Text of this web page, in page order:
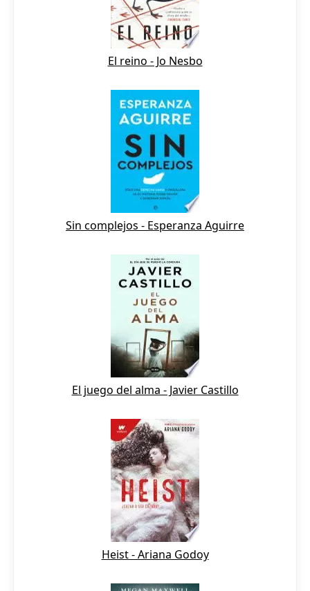
El reino - Jo Nesbo
Sin complejos - Esperanza Aguirre
El juego del alma - Javier Castillo
Heist - Ariana Godoy